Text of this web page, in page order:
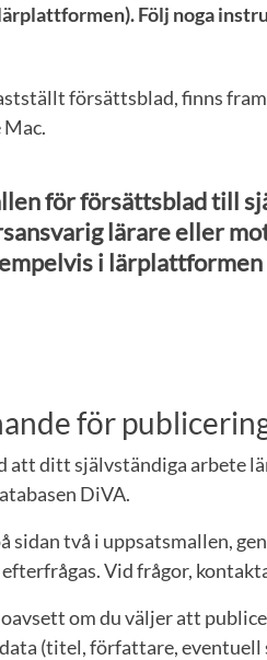
Följ noga
försättsblad, finns
för försättsblad till
lärare eller
i lärplattformen
för
att ditt självständiga arbete
DiVA.
sidan två i uppsatsmallen,
Vid frågor,
om du väljer att
(titel, författare,